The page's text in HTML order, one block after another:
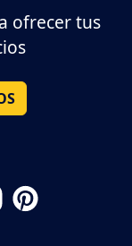
ofrecer tus